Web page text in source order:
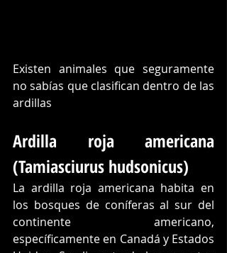
Existen animales que seguramente
no sabías que clasifican dentro de las
ardillas
Ardilla roja americana
(Tamiasciurus hudsonicus)
La ardilla roja americana habita en
los bosques de coníferas al sur del
continente americano,
específicamente en Canadá y Estados